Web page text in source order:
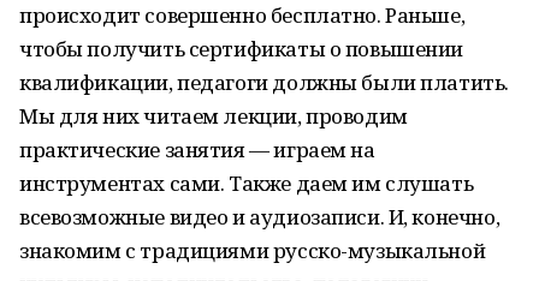
происходит совершенно бесплатно. Раньше,
чтобы получить сертификаты о повышении
квалификации, педагоги должны были платить.
Мы для них читаем лекции, проводим
практические занятия — играем на
инструментах сами. Также даем им слушать
всевозможные видео и аудиозаписи. И, конечно,
знакомим с традициями русско-музыкальной